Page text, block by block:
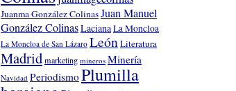
Juanma González ColinasJuan Manuel
González ColinasLacianaLa Moncloa
La Moncloa de San Lázaro LeónLiteratura
Madridmarketing mineros Minería
Navidad PeriodismoPlumilla